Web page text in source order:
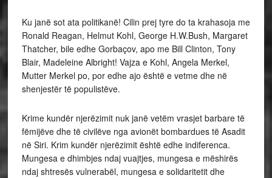
Ku janë sot ata politikanë! Cilin prej tyre do ta krahasoja me
Ronald Reagan, Helmut Kohl, George H.W.Bush, Margaret
Thatcher, bile edhe Gorbaçov, apo me Bill Clinton, Tony
Blair, Madeleine Albright! Vajza e Kohl, Angela Merkel,
Mutter Merkel po, por edhe ajo është e vetme dhe në
shenjestër të populistëve.
Krime kundër njerëzimit nuk janë vetëm vrasjet barbare të
fëmijëve dhe të civilëve nga avionët bombardues të Asadit
në Siri. Krim kundër njerëzimit është edhe indiferenca.
Mungesa e dhimbjes ndaj vuajtjes, mungesa e mëshirës
ndaj shtresës vulnerabël, mungesa e solidaritetit dhe